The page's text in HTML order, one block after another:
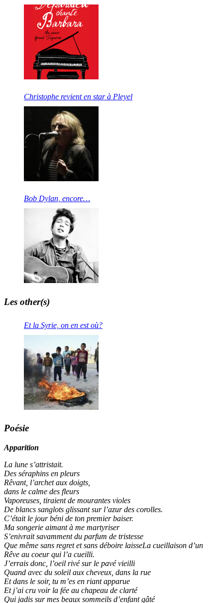
Christophe revient en star à Pleyel
Bob Dylan, encore…
Les other(s)
Et la Syrie, on en est où?
Poésie
Apparition
La lune s’attristait.
Des séraphins en pleurs
Rêvant, l’archet aux doigts,
dans le calme des fleurs
Vaporeuses, tiraient de mourantes violes
De blancs sanglots glissant sur l’azur des corolles.
C’était le jour béni de ton premier baiser.
Ma songerie aimant à me martyriser
S’enivrait savamment du parfum de tristesse
Que même sans regret et sans déboire laisseLa cueillaison d’un
Rêve au coeur qui l’a cueilli.
J’errais donc, l’oeil rivé sur le pavé vieilli
Quand avec du soleil aux cheveux, dans la rue
Et dans le soir, tu m’es en riant apparue
Et j’ai cru voir la fée au chapeau de clarté
Qui jadis sur mes beaux sommeils d’enfant gâté